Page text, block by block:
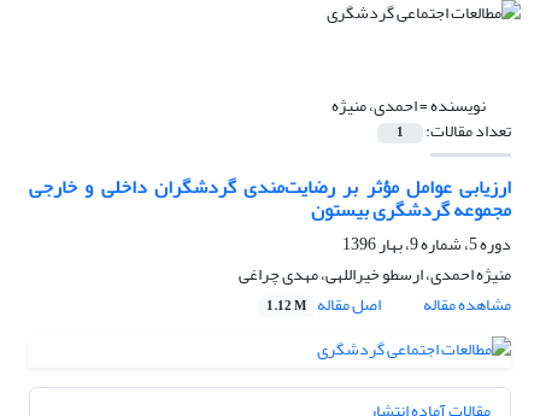
نویسنده =احمدی، منیژه
تعداد مقالات: 1
ارزیابی عوامل مؤثر بر رضایت‌مندی گردشگران داخلی و خارجی
مجموعه گردشگری بیستون
دوره 5، شماره 9، بهار 1396
منیژه احمدی، ارسطو خیراللهی، مهدی چراغی
مشاهده مقاله
اصل مقاله 1.12 M